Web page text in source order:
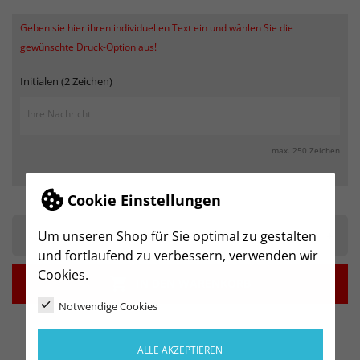
Cookie Einstellungen
Um unseren Shop für Sie optimal zu gestalten
und fortlaufend zu verbessern, verwenden wir
Cookies.
Notwendige Cookies
ALLE AKZEPTIEREN
Geben sie hier ihren individuellen Text ein und wählen Sie die
gewünschte Druck-Option aus!
Initialen (2 Zeichen)
max. 250 Zeichen